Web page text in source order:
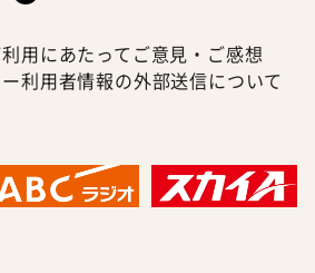
用にあたって ご意見・ご感想
利用者情報の外部送信について